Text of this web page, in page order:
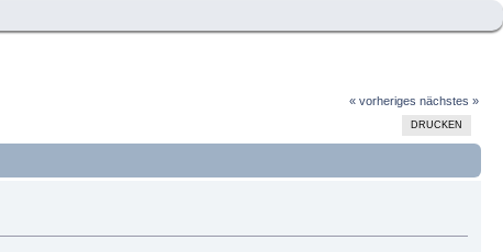
« vorheriges nächstes »
DRUCKEN